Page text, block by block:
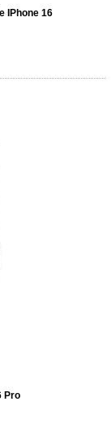
IPhone 16
Pro